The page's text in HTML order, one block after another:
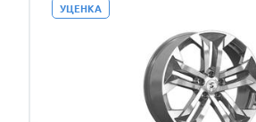
УЦЕНКА